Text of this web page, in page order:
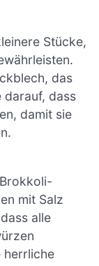
Stücke,
das
darauf, dass
damit sie
mit Salz
alle
herrliche